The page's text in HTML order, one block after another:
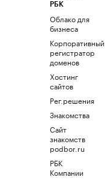
РБК
Облако для
бизнеса
Корпоративный
регистратор
доменов
Хостинг
сайтов
Рег.решения
Знакомства
Сайт
знакомств
podbor.ru
РБК
Компании